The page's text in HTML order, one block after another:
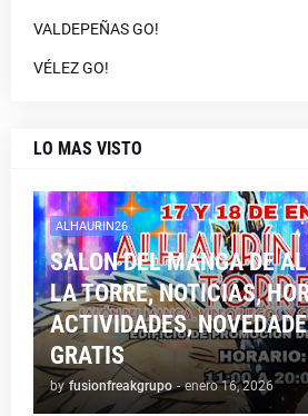
VALDEPEÑAS GO!
VÉLEZ GO!
LO MAS VISTO
ALHAURIN26
SALON DEL MANGA DE
LA TORRE, NOTICIAS,
ACTIVIDADES,
GRATIS
by fusionfreakgrupo - enero 16, 2026